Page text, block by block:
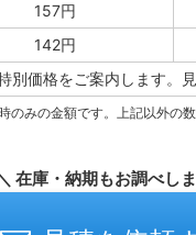
157円
142円
別価格をご案内します。
のみの金額です。上記以外の
在庫・納期もお調べし